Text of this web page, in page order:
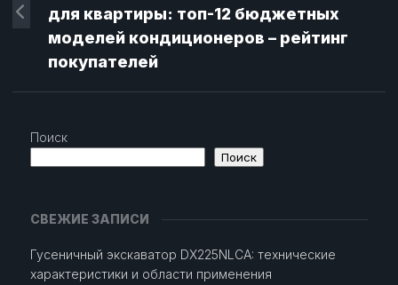
для квартиры: топ-12 бюджетных
моделей кондиционеров – рейтинг
покупателей
Поиск
Поиск
СВЕЖИЕ ЗАПИСИ
Гусеничный экскаватор DX225NLCA: технические
характеристики и области применения